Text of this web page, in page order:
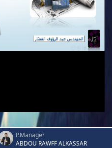
P.Manager
ABDOU RAWFF ALKASSAR